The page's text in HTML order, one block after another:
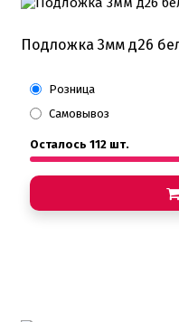
Подложка 3мм д26
Розница
Самовывоз
Осталось 112 шт.